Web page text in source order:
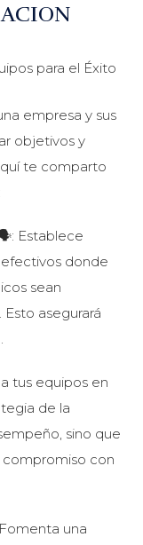
para el Éxito
empresa y sus
objetivos y
te comparto
Establece
donde
sean
asegurará
tus equipos en
de la
sino que
con
una